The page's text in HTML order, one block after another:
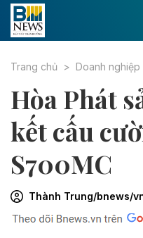
Trang chủ Doanh nghiệp
Hòa Phát
kết cấu
S700MC
Thành Trung/bnews/